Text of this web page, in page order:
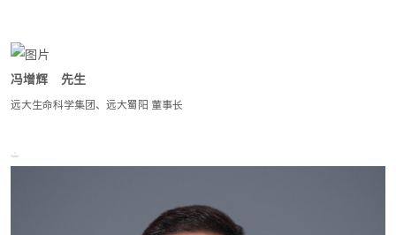
冯增辉 先生
远大生命科学集团、远大蜀阳 董事长